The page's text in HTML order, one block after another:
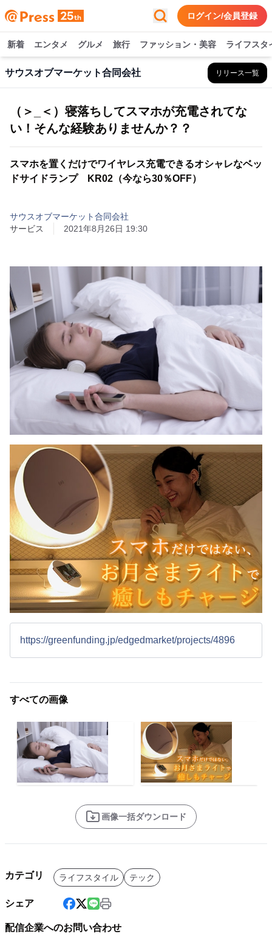
ログイン/会員登録
新着 エンタメ グルメ 旅行 ファッション・美容 ライフスタ
サウスオブマーケット合同会社 リリース一覧
（＞_＜）寝落ちしてスマホが充電されてな
い！そんな経験ありませんか？？
スマホを置くだけでワイヤレス充電できるオシャレなベッ
ドサイドランプ KR02（今なら30％OFF）
サウスオブマーケット合同会社
サービス
2021年8月26日 19:30
https://greenfunding.jp/edgedmarket/projects/4896
すべての画像
画像一括ダウンロード
カテゴリ ライフスタイル テック
シェア
配信企業へのお問い合わせ